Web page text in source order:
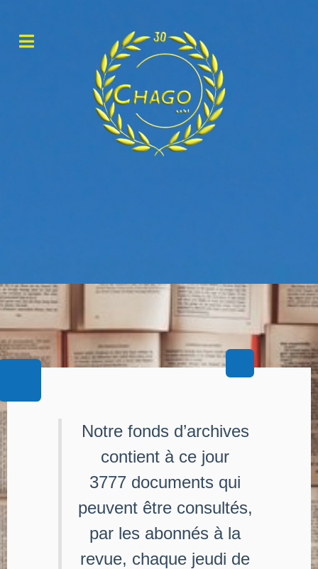
Notre fonds d’archives
contient à ce jour
3777 documents qui
peuvent être consultés,
par les abonnés à la
revue, chaque jeudi de